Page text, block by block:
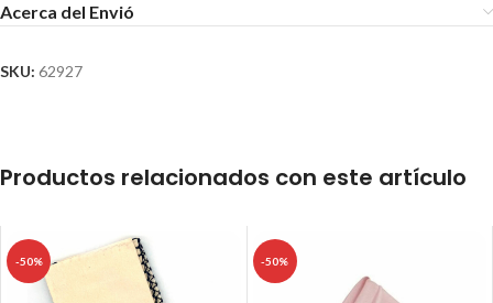
Acerca del Envió
SKU: 62927
Productos relacionados con este artículo
-50% -50%